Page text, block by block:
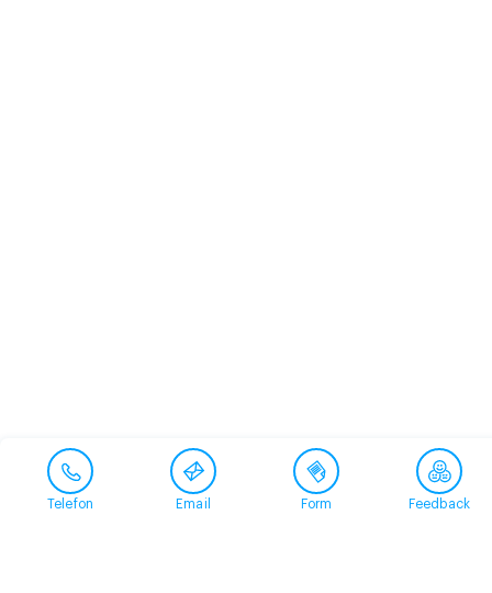
Telefon Email Form Feedback